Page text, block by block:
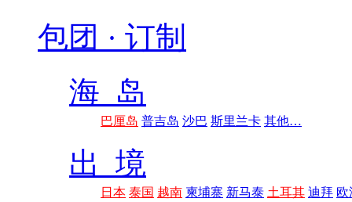
包团 · 订制
海 岛
巴厘岛 普吉岛 沙巴 斯里兰卡 其他…
出 境
日本 泰国 越南 柬埔寨 新马泰 土耳其 迪拜 欧